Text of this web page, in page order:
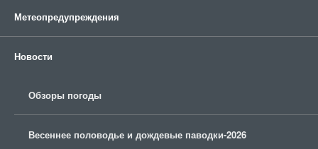
Метеопредупреждения
Новости
Обзоры погоды
Весеннее половодье и дождевые паводки-2026